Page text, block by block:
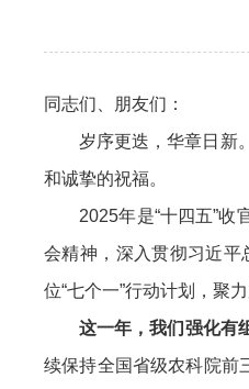
同志们、朋友们：
岁序更迭，华章日新。
和诚挚的祝福。
2025年是“十四五”收官
会精神，深入贯彻习近平
位“七个一”行动计划，聚
这一年，我们强化有
续保持全国省级农科院前